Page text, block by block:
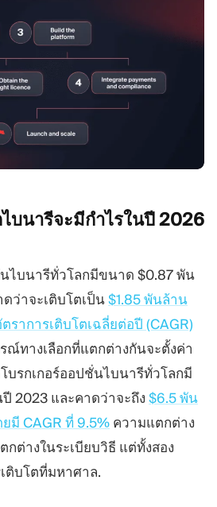
บนารีจะมีกำไรในปี 2026
ไบนารีทั่วโลกมีขนาด $0.87 พัน
ว่าจะเติบโตเป็น$1.85 พันล้าน
ราการเติบโตเฉลี่ยต่อปี (CAGR)
ณ์ทางเลือกที่แตกต่างกันจะตั้งค่า
บรกเกอร์ออปชั่นไบนารีทั่วโลกมี
2023 และคาดว่าจะถึง $6.5 พัน
มี CAGR ที่ 9.5% ความแตกต่าง
กต่างในระเบียบวิธี แต่ทั้งสอง
ติบโตที่มหาศาล.